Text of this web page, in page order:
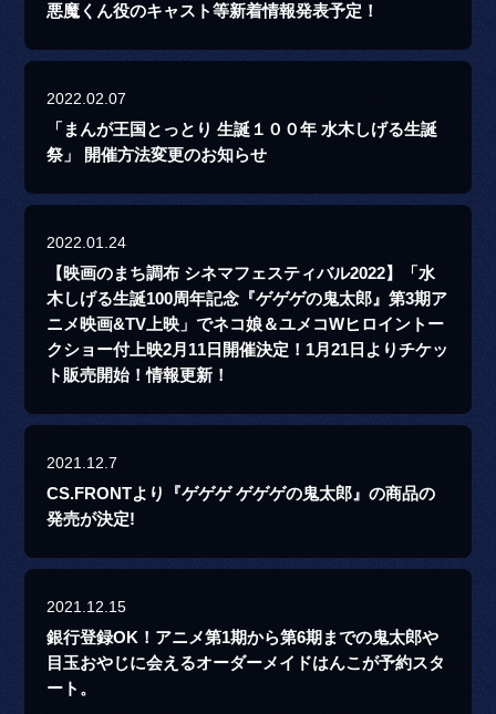
悪魔くん役のキャスト等新着情報発表予定！
2022.02.07
「まんが王国とっとり 生誕１００年 水木しげる生誕
祭」 開催方法変更のお知らせ
2022.01.24
【映画のまち調布 シネマフェスティバル2022】「水
木しげる生誕100周年記念『ゲゲゲの鬼太郎』第3期ア
ニメ映画&TV上映」でネコ娘＆ユメコWヒロイントー
クショー付上映2月11日開催決定！1月21日よりチケッ
ト販売開始！情報更新！
2021.12.7
CS.FRONTより『ゲゲゲ ゲゲゲの鬼太郎』の商品の
発売が決定!
2021.12.15
銀行登録OK！アニメ第1期から第6期までの鬼太郎や
目玉おやじに会えるオーダーメイドはんこが予約スタ
ート。